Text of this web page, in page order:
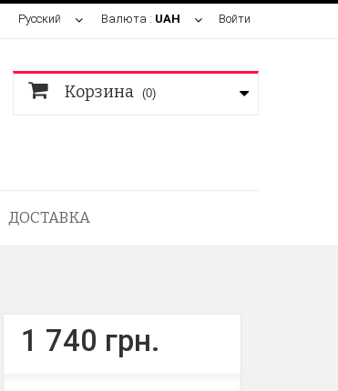
Войти
Валюта : UAH
Русский
Корзина (0)
ДОСТАВКА
1 740 грн.